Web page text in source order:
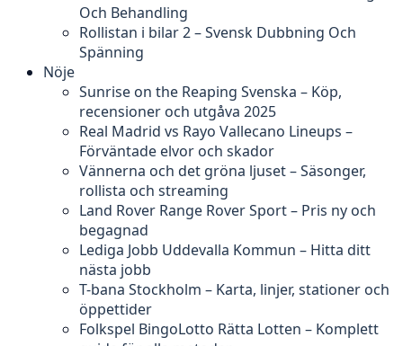
Och Behandling
Rollistan i bilar 2 – Svensk Dubbning Och
Spänning
Nöje
Sunrise on the Reaping Svenska – Köp,
recensioner och utgåva 2025
Real Madrid vs Rayo Vallecano Lineups –
Förväntade elvor och skador
Vännerna och det gröna ljuset – Säsonger,
rollista och streaming
Land Rover Range Rover Sport – Pris ny och
begagnad
Lediga Jobb Uddevalla Kommun – Hitta ditt
nästa jobb
T-bana Stockholm – Karta, linjer, stationer och
öppettider
Folkspel BingoLotto Rätta Lotten – Komplett